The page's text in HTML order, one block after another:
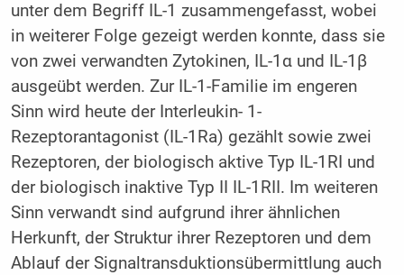
unter dem Begriff IL-1 zusammengefasst, wobei
in weiterer Folge gezeigt werden konnte, dass sie
von zwei verwandten Zytokinen, IL-1α und IL-1β
ausgeübt werden. Zur IL-1-Familie im engeren
Sinn wird heute der Interleukin- 1-
Rezeptorantagonist (IL-1Ra) gezählt sowie zwei
Rezeptoren, der biologisch aktive Typ IL-1RI und
der biologisch inaktive Typ II IL-1RII. Im weiteren
Sinn verwandt sind aufgrund ihrer ähnlichen
Herkunft, der Struktur ihrer Rezeptoren und dem
Ablauf der Signaltransduktionsübermittlung auch